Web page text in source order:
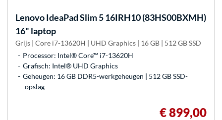
LenovoIdeaPad Slim 5 16IRH10 (83HS00BXMH)
16" laptop
Grijs | Core i7-13620H | UHD Graphics | 16 GB | 512 GB SSD
Processor: Intel® Core™ i7-13620H
Grafisch: Intel® UHD Graphics
Geheugen: 16 GB DDR5-werkgeheugen | 512 GB SSD-
opslag
€ 899,00